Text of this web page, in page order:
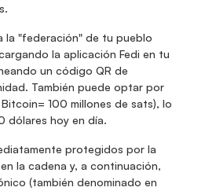
la "federación" de tu pueblo
la aplicación Fedi en tu
un código QR de
También puede optar por
100 millones de sats), lo
dólares hoy en día.
protegidos por la
la cadena y, a continuación,
(también denominado en